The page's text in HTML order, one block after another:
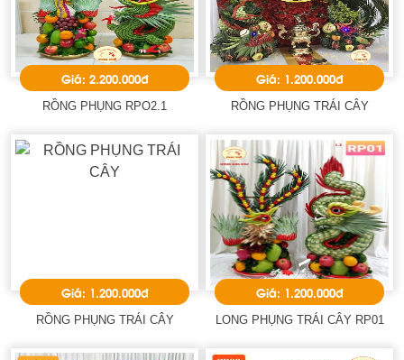
Giá: 2.200.000đ
RỒNG PHỤNG RPO2.1
Giá: 1.200.000đ
RỒNG PHỤNG TRÁI CÂY
Giá: 1.200.000đ
RỒNG PHỤNG TRÁI CÂY
Giá: 1.200.000đ
LONG PHỤNG TRÁI CÂY RP01